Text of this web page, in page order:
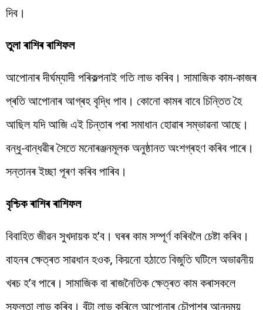
দিব।
তুলা ৰাশিৰ ৰাশিফল
আপোনাৰ দীৰ্ঘম্যাদী পৰিকল্পনাই গতি লাভ কৰিব। সামাজিক কাম-কাজৰ
প্ৰতি আপোনাৰ আগ্ৰহ বৃদ্ধি পাব। কোনো কামৰ বাবে চিন্তিত হৈ
আছিল যদি আজি এই চিন্তাৰ পৰা সমাধান হোৱাৰ সম্ভাৱনা আছে।
বন্ধু-বান্ধৱীৰ সৈতে মনোৰঞ্জনমূলক অনুষ্ঠানত অংশগ্ৰহণ কৰিব পাৰে।
সন্তানৰ ইচ্ছা পূৰণ কৰিব পাৰিব।
বৃশ্চিক ৰাশিৰ ৰাশিফল
বিবাহিত জীৱন সুখদায়ক হ’ব। ঘৰৰ কাম সম্পূৰ্ণ কৰিবলৈ চেষ্টা কৰিব।
বাহনৰ ক্ষেত্ৰত সাৱধান হওক, কিয়নো হঠাতে বিজুতি ঘটিলে অভাৱনীয়
খৰচ হ’ব পাৰে। সামাজিক বা ৰাজনৈতিক ক্ষেত্ৰত কাম কৰাসকলে
সফলতা লাভ কৰিব। বঁটা লাভ কৰিলে আপোনাৰ চৌপাশৰ আনন্দময়